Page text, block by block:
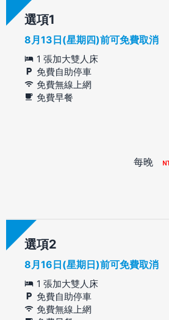
選項
8月13日(星期四)前可免費取消
1 張加大雙人床
免費自助停車
免費無線上網
免費早餐
每晚
選項
8月16日(星期日)前可免費取消
1 張加大雙人床
免費自助停車
免費無線上網